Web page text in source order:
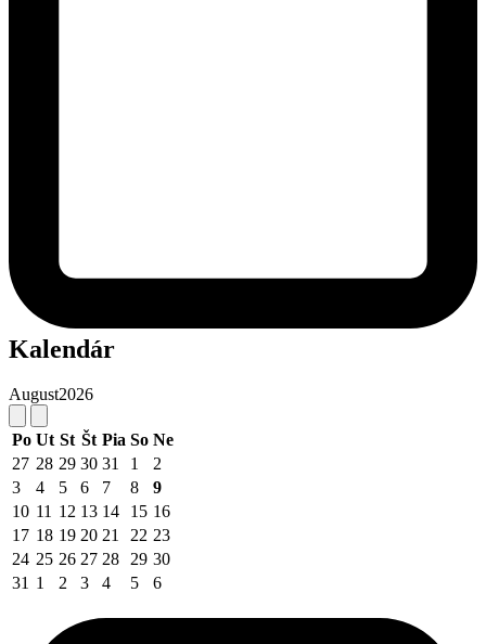
Kalendár
August2026
Po Ut St Št Pia So Ne
27 28 29 30 31 1
2
3
4 5 6 7 8
9
10 11 12 13 14 15 16
17 18 19 20 21 22 23
24 25 26 27 28 29 30
31 1 2 3 4 5 6